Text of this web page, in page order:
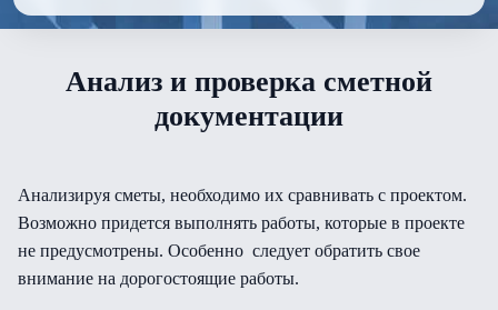
Анализ и проверка сметной
документации
Анализируя сметы, необходимо их сравнивать с проектом.
Возможно придется выполнять работы, которые в проекте
не предусмотрены. Особенно следует обратить свое
внимание на дорогостоящие работы.